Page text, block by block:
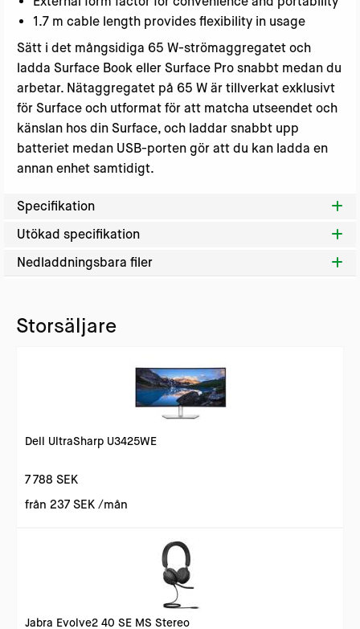
1.7 m cable length provides flexibility in usage
Sätt i det mångsidiga 65 W-strömaggregatet och
ladda Surface Book eller Surface Pro snabbt medan du
arbetar. Nätaggregatet på 65 W är tillverkat exklusivt
för Surface och utformat för att matcha utseendet och
känslan hos din Surface, och laddar snabbt upp
batteriet medan USB-porten gör att du kan ladda en
annan enhet samtidigt.
Specifikation
Utökad specifikation
Nedladdningsbara filer
Storsäljare
Dell UltraSharp U3425WE
7 788 SEK
från 237 SEK /mån
Jabra Evolve2 40 SE MS Stereo